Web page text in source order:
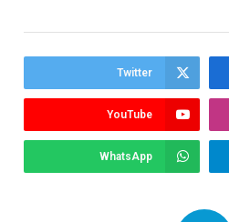
Twitter
YouTube
WhatsApp